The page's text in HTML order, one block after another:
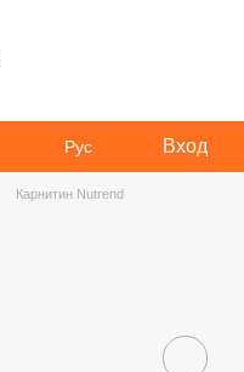
Рус Вход
Карнитин Nutrend